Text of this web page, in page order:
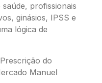
profissionais
ginásios, IPSS e
lógica de
do
Manuel